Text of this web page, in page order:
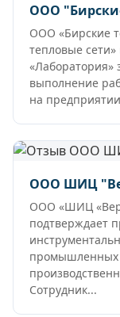
ООО
ООО «Бирские
тепловые
«Лаборатория»
выполнение
на
ООО ШИЦ
ООО «ШИЦ
подтверждает
промышленных
Сотрудник...